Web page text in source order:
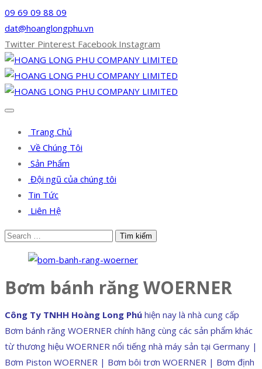
09 69 09 88 09
dat@hoanglongphu.vn
Twitter Pinterest Facebook Instagram
Trang Chủ
Về Chúng Tôi
Sản Phẩm
Đội ngũ của chúng tôi
Tin Tức
Liên Hệ
Bơm bánh răng WOERNER
Công Ty TNHH Hoàng Long Phú hiện nay là nhà cung cấp
Bơm bánh răng WOERNER chính hãng cùng các sản phẩm khác
từ thương hiệu WOERNER nổi tiếng nhà máy sản tại Germany |
Bơm Piston WOERNER | Bơm bôi trơn WOERNER | Bơm định